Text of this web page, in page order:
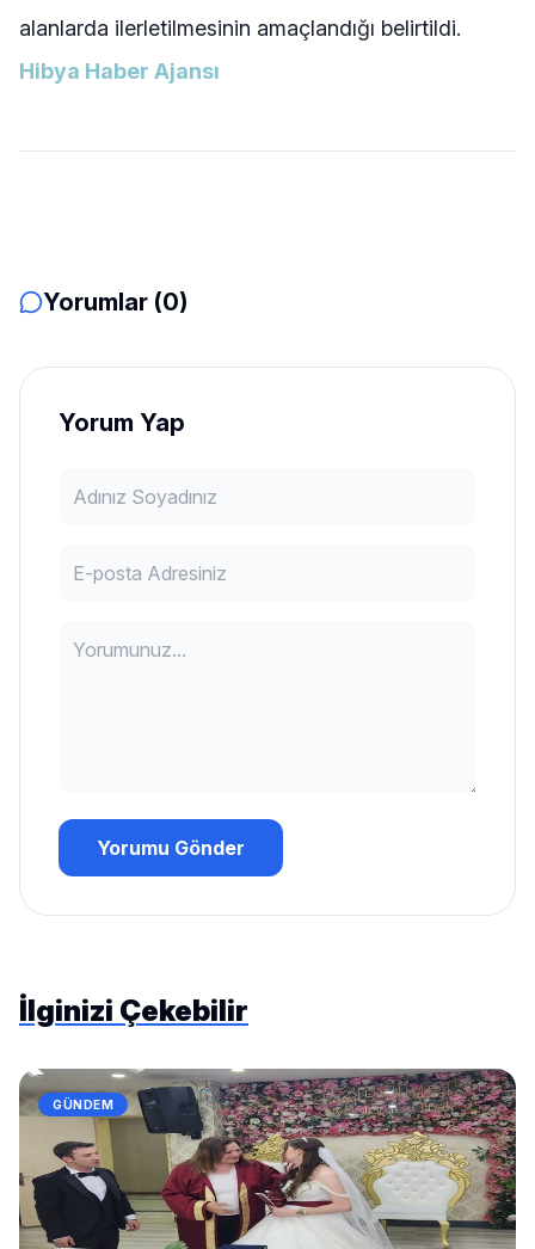
alanlarda ilerletilmesinin amaçlandığı belirtildi.
Hibya Haber Ajansı
Yorumlar (0)
Yorum Yap
Yorumu Gönder
İlginizi Çekebilir
GÜNDEM